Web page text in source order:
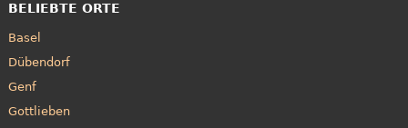
BELIEBTE ORTE
Basel
Dübendorf
Genf
Gottlieben